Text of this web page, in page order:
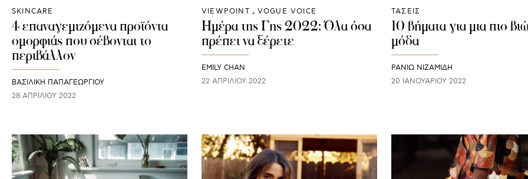
SKINCARE
4 επαναγεμιζόμενα προϊόντα
ομορφιάς που σέβονται το
περιβάλλον
ΒΑΣΙΛΙΚΗ ΠΑΠΑΓΕΩΡΓΙΟΥ
28 ΑΠΡΙΛΊΟΥ 2022
VIEWPOINT VOGUE VOICE
Ημέρα της Γης 2022: Όλα όσα
πρέπει να ξέρετε
EMILY CHAN
22 ΑΠΡΙΛΊΟΥ 2022
ΤΑΣΕΙΣ
10 βήματα για μια πιο
μόδα
ΡΑΝΙΏ ΝΙΖΑΜΊΔΗ
20 ΙΑΝΟΥΑΡΊΟΥ 2022